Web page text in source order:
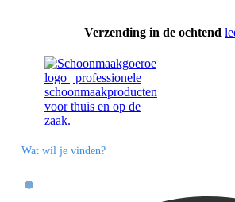
Verzending in de ochtend